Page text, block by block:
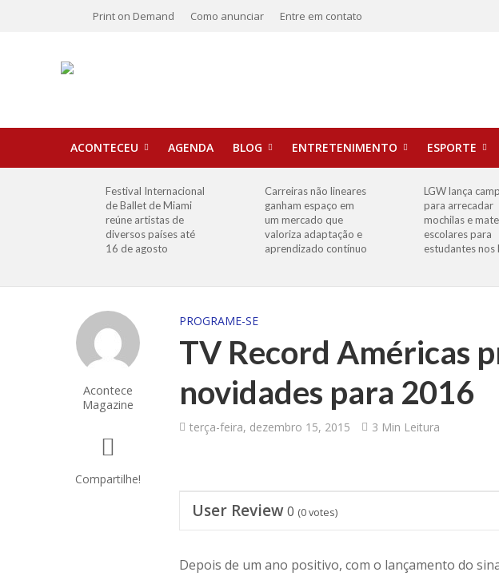
Print on Demand Como anunciar Entre em contato
ACONTECEU AGENDA BLOG ENTRETENIMENTO ESPORTE
Festival Internacional
de Ballet de Miami
reúne artistas de
diversos países até
16 de agosto
Carreiras não lineares
ganham espaço em
um mercado que
valoriza adaptação e
aprendizado contínuo
LGW lança
para arrecadar
mochilas e
escolares para
estudantes nos
Acontece
Magazine
Compartilhe!
PROGRAME-SE
TV Record Américas
novidades para 2016
terça-feira, dezembro 15, 2015 3 Min Leitura
User Review0 (0votes)
Depois de um ano positivo, com o lançamento do